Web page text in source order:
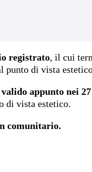
registrato, il cui
punto di vista
valido appunto nei
di vista estetico.
comunitario.